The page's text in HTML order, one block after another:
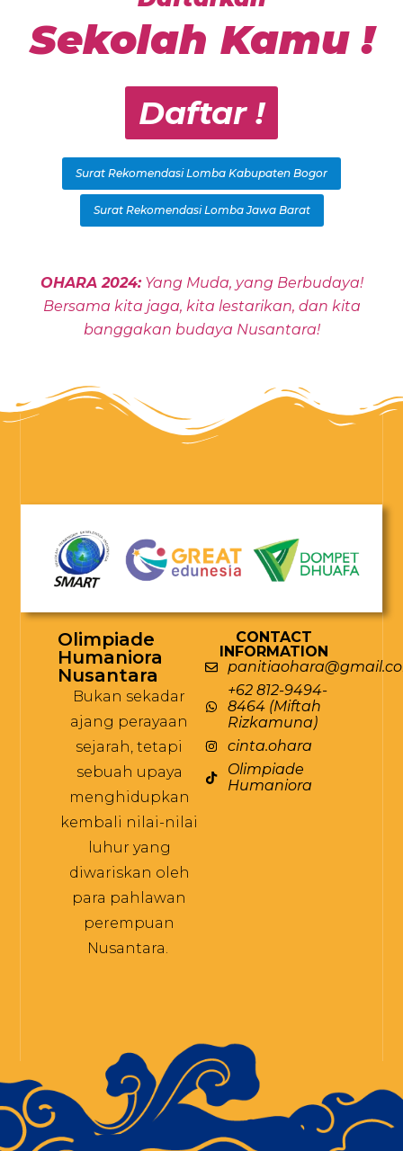
Sekolah Kamu !
Daftar !
Surat Rekomendasi Lomba Kabupaten Bogor
Surat Rekomendasi Lomba Jawa Barat
OHARA 2024:Yang Muda, yang Berbudaya!
Bersama kita jaga, kita lestarikan, dan kita
banggakan budaya Nusantara!
Olimpiade
Humaniora
Nusantara
Bukan sekadar
ajang perayaan
sejarah, tetapi
sebuah upaya
menghidupkan
kembali nilai-nilai
luhur yang
diwariskan oleh
para pahlawan
perempuan
Nusantara.
CONTACT
INFORMATION
+62 812-9494-
8464 (Miftah
Rizkamuna)
cinta.ohara
Olimpiade
Humaniora